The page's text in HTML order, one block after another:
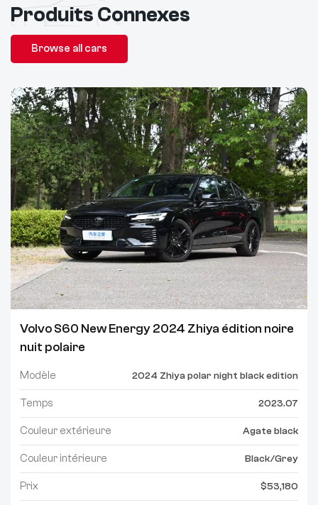
Produits Connexes
Browse all cars
Volvo S60 New Energy 2024 Zhiya édition noire
nuit polaire
Modèle 2024 Zhiya polar night black edition
Temps 2023.07
Couleur extérieure Agate black
Couleur intérieure Black/Grey
Prix $53,180